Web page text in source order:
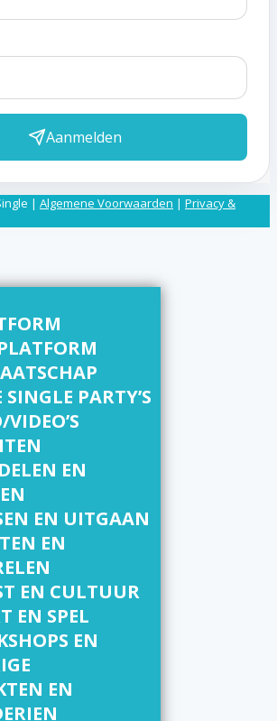
Aanmelden
| Algemene Voorwaarden | Privacy &
SINGLE PARTY’S
VIDEO’S
EN
EN UITGAAN
EN
EN CULTUUR
EN SPEL
EN
EN